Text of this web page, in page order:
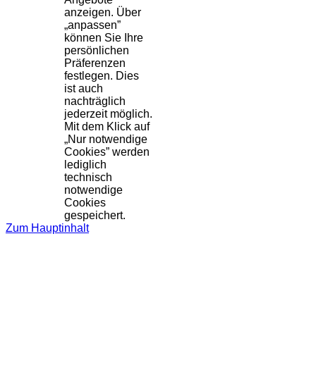
anzeigen. Über
„anpassen”
können Sie Ihre
persönlichen
Präferenzen
festlegen. Dies
ist auch
nachträglich
jederzeit möglich.
Mit dem Klick auf
„Nur notwendige
Cookies” werden
lediglich
technisch
notwendige
Cookies
gespeichert.
Zum Hauptinhalt